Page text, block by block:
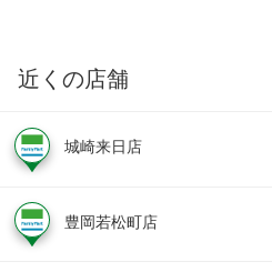
近くの店舗
城崎来日店
豊岡若松町店